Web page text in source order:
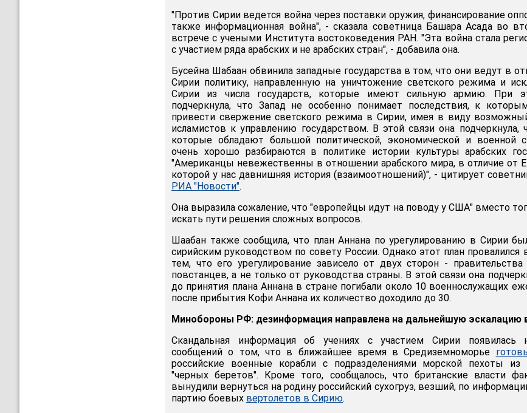
"Против Сирии ведется война через поставки оружия, финансирование
также информационная война", - сказала советница Башара Асада во
встрече с учеными Института востоковедения РАН. "Эта война стала
с участием ряда арабских и не арабских стран", - добавила она.
Бусейна Шабаан обвинила западные государства в том, что они ведут в
Сирии политику, направленную на уничтожение светского режима и
Сирии из числа государств, которые имеют сильную армию. При
подчеркнула, что Запад не особенно понимает последствия, к
привести свержение светского режима в Сирии, имея в виду
исламистов к управлению государством. В этой связи она подчеркнула,
которые обладают большой политической, экономической и военной
очень хорошо разбираются в политике истории культуры арабских
"Американцы невежественны в отношении арабского мира, в отличие от
которой у нас давнишняя история (взаимоотношений)", - цитирует
РИА "Новости".
Она выразила сожаление, что "европейцы идут на поводу у США" вместо
искать пути решения сложных вопросов.
Шаабан также сообщила, что план Аннана по урегулированию в Сирии
сирийским руководством по совету России. Однако этот план провалился
тем, что его урегулирование зависело от двух сторон -
повстанцев, а не только от руководства страны. В этой связи она
до принятия плана Аннана в стране погибали около 10 военнослужащих
после прибытия Кофи Аннана их количество доходило до 30.
Минобороны РФ: дезинформация направлена на дальнейшую эскалацию
Скандальная информация об учениях с участием Сирии появилась
сообщений о том, что в ближайшее время в Средиземноморье
российские военные корабли с подразделениями морской пехоты из
"черных беретов". Кроме того, сообщалось, что британские власти
вынудили вернуться на родину российский сухогруз, везший, по
партию боевых вертолетов в Сирию.